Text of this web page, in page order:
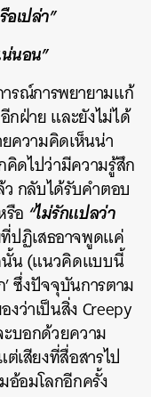
เปล่า”
นอน”
รณ์การพยายามแก้
กฝ่าย และยังไม่ได้
ความคิดเห็นน่า
คิดไปว่ามีความรู้สึก
กลับได้รับคำตอบ
อ “ไม่รักแปลว่า
ปฏิเสธอาจพูดแค่
นั้น (แนวคิดแบบนี้
ซึ่งปัจจุบันการตาม
ว่าเป็นสิ่ง Creepy
บอกด้วยความ
เสียงที่สื่อสารไป
อ้อมโลกอีกครั้ง